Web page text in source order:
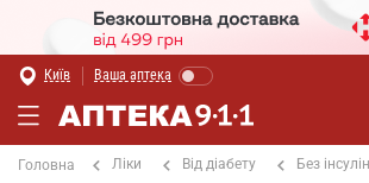
Київ Ваша аптека
Головна Ліки Від діабету Без